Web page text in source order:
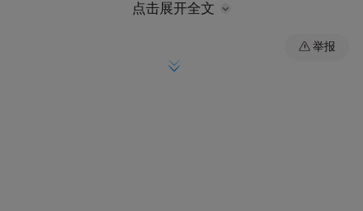
放的公共资源交易平台。通过市场化运营，
积极破除招投标交易隐性壁垒，持续推进“应
进必进”项目进场交易。
点击展开全文
举报